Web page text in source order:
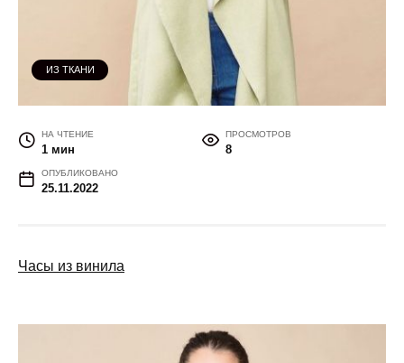
ИЗ ТКАНИ
НА ЧТЕНИЕ
1 мин
ПРОСМОТРОВ
8
ОПУБЛИКОВАНО
25.11.2022
Часы из винила